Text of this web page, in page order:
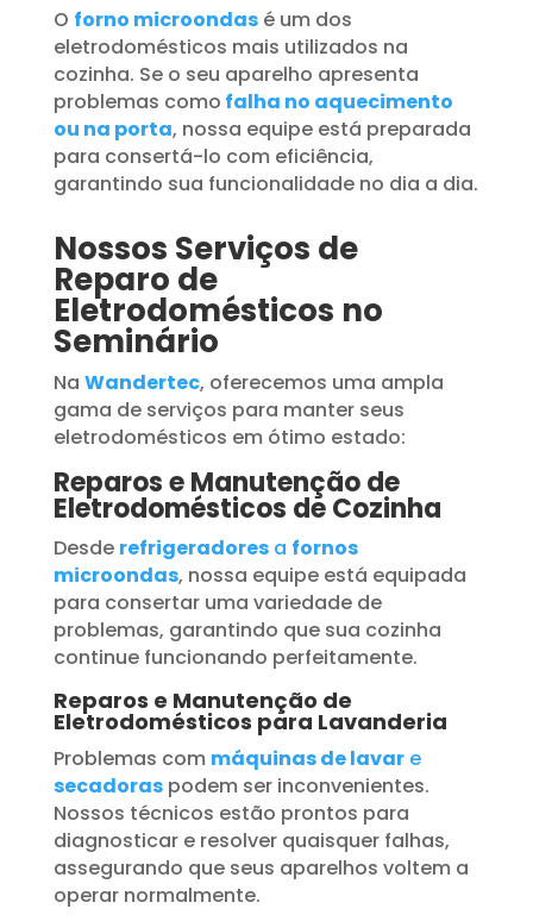
O forno microondasé um dos
eletrodomésticos mais utilizados na
cozinha. Se o seu aparelho apresenta
problemas como falha no aquecimento
ou na porta, nossa equipe está preparada
para consertá-lo com eficiência,
garantindo sua funcionalidade no dia a dia.
Nossos Serviços de
Reparo de
Eletrodomésticos no
Seminário
Na Wandertec, oferecemos uma ampla
gama de serviços para manter seus
eletrodomésticos em ótimo estado:
Reparos e Manutenção de
Eletrodomésticos de Cozinha
Desde refrigeradoresa fornos
microondas, nossa equipe está equipada
para consertar uma variedade de
problemas, garantindo que sua cozinha
continue funcionando perfeitamente.
Reparos e Manutenção de
Eletrodomésticos para Lavanderia
Problemas com máquinas de lavare
secadoraspodem ser inconvenientes.
Nossos técnicos estão prontos para
diagnosticar e resolver quaisquer falhas,
assegurando que seus aparelhos voltem a
operar normalmente.